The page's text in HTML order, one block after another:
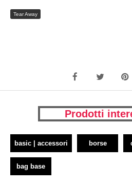
Tear Away
Prodotti
basic | accessori borse
bag base